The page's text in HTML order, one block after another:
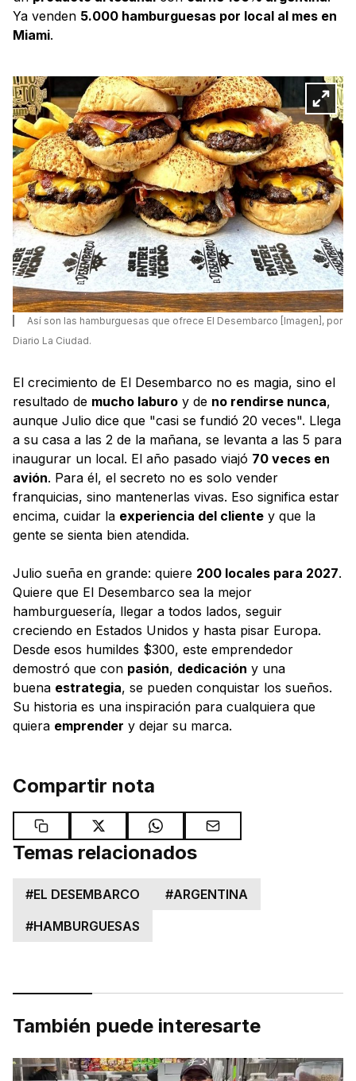
Ya venden 5.000 hamburguesas por local al mes en
Miami.
Así son las hamburguesas que ofrece El Desembarco [Imagen], por
Diario La Ciudad.
El crecimiento de El Desembarco no es magia, sino el
resultado de mucho laburo y de no rendirse nunca,
aunque Julio dice que "casi se fundió 20 veces". Llega
a su casa a las 2 de la mañana, se levanta a las 5 para
inaugurar un local. El año pasado viajó 70 veces en
avión. Para él, el secreto no es solo vender
franquicias, sino mantenerlas vivas. Eso significa estar
encima, cuidar la experiencia del cliente y que la
gente se sienta bien atendida.
Julio sueña en grande: quiere 200 locales para 2027.
Quiere que El Desembarco sea la mejor
hamburguesería, llegar a todos lados, seguir
creciendo en Estados Unidos y hasta pisar Europa.
Desde esos humildes $300, este emprendedor
demostró que con pasión, dedicación y una
buena estrategia, se pueden conquistar los sueños.
Su historia es una inspiración para cualquiera que
quiera emprender y dejar su marca.
Compartir nota
Temas relacionados
#EL DESEMBARCO #ARGENTINA
#HAMBURGUESAS
También puede interesarte